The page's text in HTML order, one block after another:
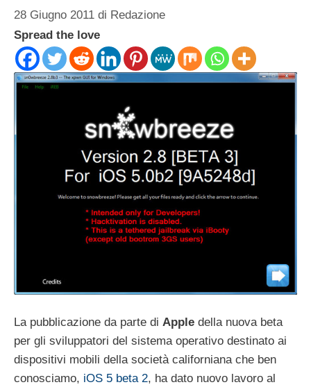
28 Giugno 2011 di Redazione
Spread the love
La pubblicazione da parte di Apple della nuova beta
per gli sviluppatori del sistema operativo destinato ai
dispositivi mobili della società californiana che ben
conosciamo, iOS 5 beta 2, ha dato nuovo lavoro al